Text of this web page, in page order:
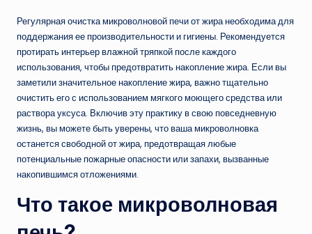
Регулярная очистка микроволновой печи от жира необходима для
поддержания ее производительности и гигиены. Рекомендуется
протирать интерьер влажной тряпкой после каждого
использования, чтобы предотвратить накопление жира. Если вы
заметили значительное накопление жира, важно тщательно
очистить его с использованием мягкого моющего средства или
раствора уксуса. Включив эту практику в свою повседневную
жизнь, вы можете быть уверены, что ваша микроволновка
останется свободной от жира, предотвращая любые
потенциальные пожарные опасности или запахи, вызванные
накопившимся отложениями.
Что такое микроволновая